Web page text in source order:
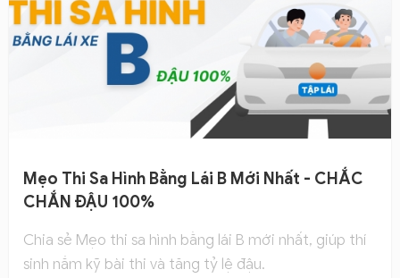
Mẹo Thi Sa Hình Bằng Lái B Mới Nhất - CHẮC
CHẮN ĐẬU 100%
Chia sẻ Mẹo thi sa hình bằng lái B mới nhất, giúp thí
sinh nắm kỹ bài thi và tăng tỷ lệ đậu.